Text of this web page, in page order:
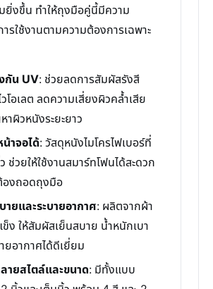
ยิ่งขึ้น ทำให้ถุงมือคู่นี้มีความ
รใช้งานตามความต้องการเฉพาะ
กัน UV: ช่วยลดการสัมผัสรังสี
โอเลต ลดความเสี่ยงผิวคล้ำเสีย
าผิวหนังระยะยาว
าจอได้: วัสดุหนังไมโครไฟเบอร์ที่
ช่วยให้ใช้งานสมาร์ทโฟนได้สะดวก
องถอดถุงมือ
ายและระบายอากาศ: ผลิตจากผ้า
ข็ง ให้สัมผัสเย็นสบาย น้ำหนักเบา
ยอากาศได้ดีเยี่ยม
ายสไตล์และขนาด: มีทั้งแบบ